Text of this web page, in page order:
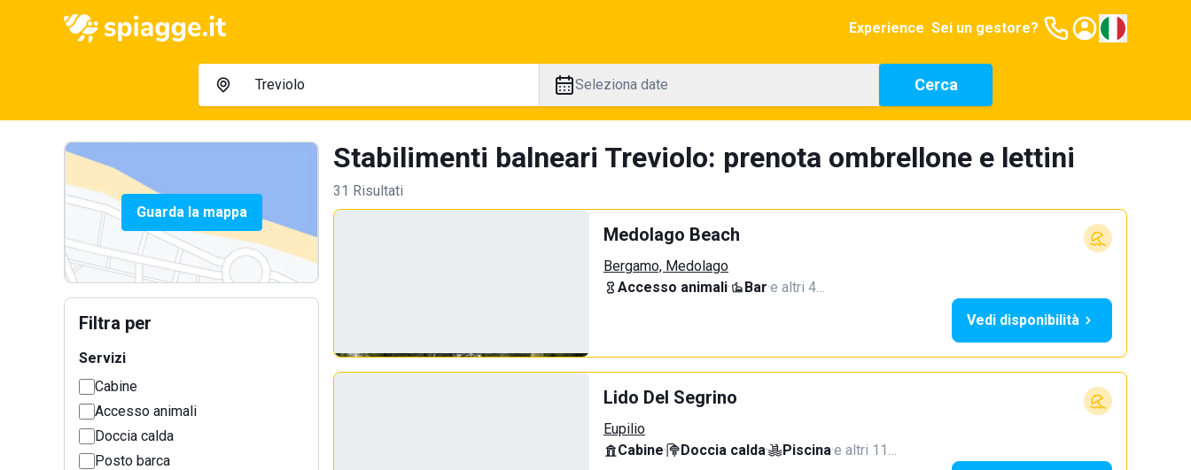
Experience Sei un gestore?
Seleziona date Cerca
Guarda la mappa
Filtra per
Servizi
Cabine
Accesso animali
Doccia calda
Posto barca
Stabilimenti balneari Treviolo: prenota ombrellone e lettini
31 Risultati
Medolago Beach
Bergamo, Medolago
Accesso animali· Bar·e altri 4…
Vedi disponibilità
Lido Del Segrino
Eupilio
Cabine· Doccia calda· Piscina·e altri 11…